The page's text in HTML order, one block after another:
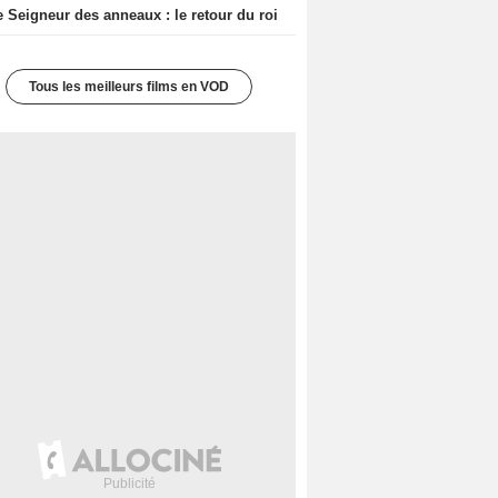
Seigneur des anneaux : le retour du roi
Tous les meilleurs films en VOD